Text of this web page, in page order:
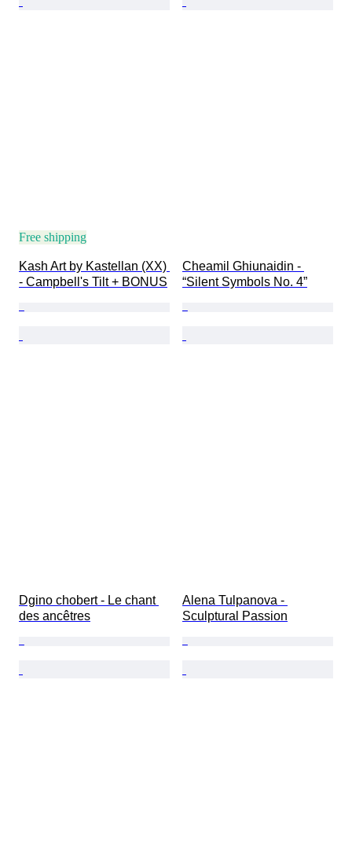
Free shipping
Kash Art by Kastellan (XX)
- Campbell's Tilt + BONUS
Cheamil Ghiunaidin -
“Silent Symbols No. 4”
Dgino chobert - Le chant
des ancêtres
Alena Tulpanova -
Sculptural Passion